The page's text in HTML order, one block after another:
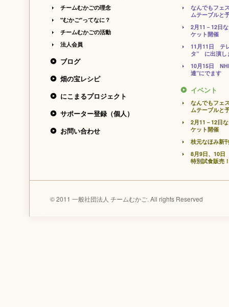
チームむかごの理念
"むかご"ってなに？
チームむかごの活動
法人会員
ブログ
畑の宝レシピ
にこまるプロジェクト
サポーター登録（個人）
お問い合わせ
なんでもフェ
ムテーブルと
2月11－12日
ケット開催
11月11日 テ
タ” に出演し
10月15日
達”にでます
イベント
なんでもフェ
ムテーブルと
2月11－12日
ケット開催
枝元なほみ新
8月9日、10日
特別試食販売
© 2011 一般社団法人 チームむかご. All rights Reserved